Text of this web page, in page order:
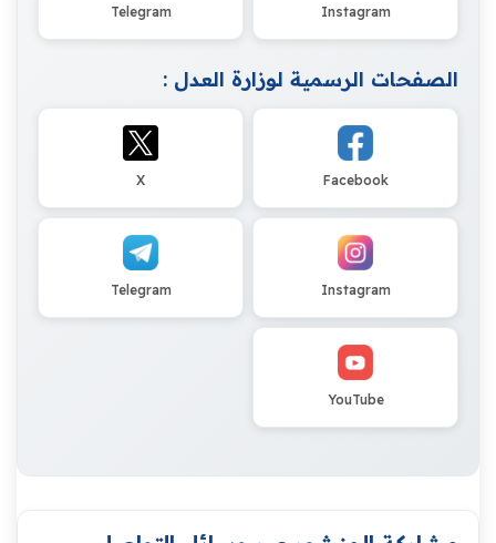
Instagram
Telegram
الصفحات الرسمية لوزارة العدل :
Facebook
X
Instagram
Telegram
YouTube